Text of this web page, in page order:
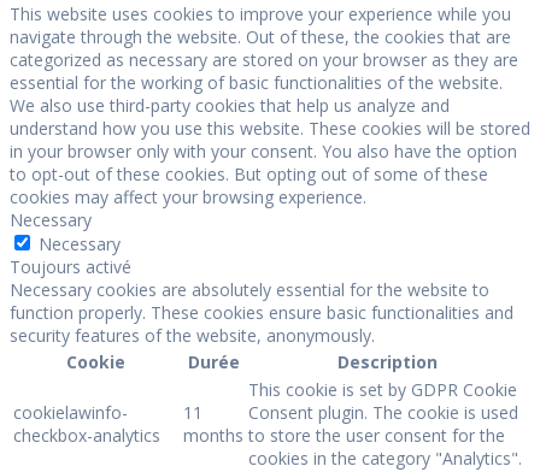
This website uses cookies to improve your experience while you
navigate through the website. Out of these, the cookies that are
categorized as necessary are stored on your browser as they are
essential for the working of basic functionalities of the website.
We also use third-party cookies that help us analyze and
understand how you use this website. These cookies will be stored
in your browser only with your consent. You also have the option
to opt-out of these cookies. But opting out of some of these
cookies may affect your browsing experience.
Necessary
Necessary
Toujours activé
Necessary cookies are absolutely essential for the website to
function properly. These cookies ensure basic functionalities and
security features of the website, anonymously.
Cookie
Durée Description
cookielawinfo-
checkbox-analytics
11
months
This cookie is set by GDPR Cookie
Consent plugin. The cookie is used
to store the user consent for the
cookies in the category "Analytics".